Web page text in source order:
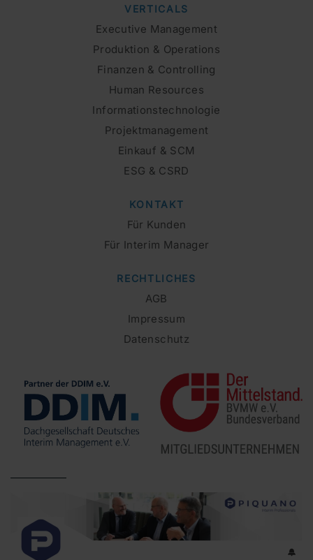
VERTICALS
Executive Management
Produktion & Operations
Finanzen & Controlling
Human Resources
Informationstechnologie
Projektmanagement
Einkauf & SCM
ESG & CSRD
KONTAKT
Für Kunden
Für Interim Manager
RECHTLICHES
AGB
Impressum
Datenschutz